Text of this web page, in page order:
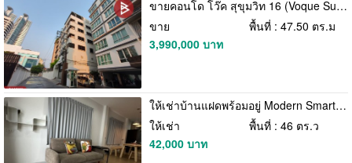
ขายคอนโด โว๊ค สุขุมวิท 16 (Voque Sukhumvit 16) กรุงเทพมหานคร
ขาย
พื้นที่ : 47.50 ตร.ม
3,990,000 บาท
ให้เช่าบ้านแฝดพร้อมอยู่ Modern Smart Home ซอยอ่อนนุช 40
ให้เช่า
พื้นที่ : 46 ตร.ว
42,000 บาท